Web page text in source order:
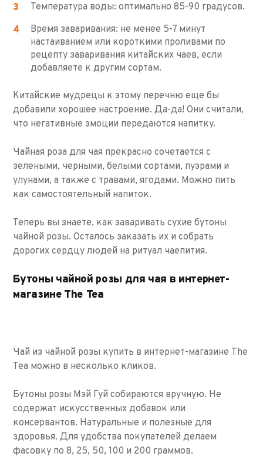
Температура воды: оптимально 85-90 градусов.
Время заваривания: не менее 5-7 минут
настаиванием или короткими проливами по
рецепту заваривания китайских чаев, если
добавляете к другим сортам.
Китайские мудрецы к этому перечню еще бы
добавили хорошее настроение. Да-да! Они считали,
что негативные эмоции передаются напитку.
Чайная роза для чая прекрасно сочетается с
зелеными, черными, белыми сортами, пуэрами и
улунами, а также с травами, ягодами. Можно пить
как самостоятельный напиток.
Теперь вы знаете, как заваривать сухие бутоны
чайной розы. Осталось заказать их и собрать
дорогих сердцу людей на ритуал чаепития.
Бутоны чайной розы для чая в интернет-
магазине The Tea
Чай из чайной розы купить в интернет-магазине The
Tea можно в несколько кликов.
Бутоны розы Мэй Гуй собираются вручную. Не
содержат искусственных добавок или
консервантов. Натуральные и полезные для
здоровья. Для удобства покупателей делаем
фасовку по 8, 25, 50, 100 и 200 граммов.